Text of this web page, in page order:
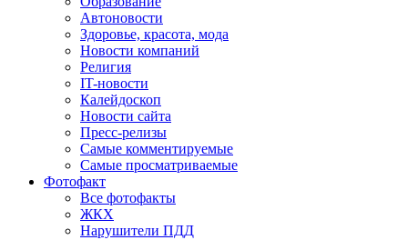
Автоновости
Здоровье, красота, мода
Новости компаний
Религия
IT-новости
Калейдоскоп
Новости сайта
Пресс-релизы
Самые комментируемые
Самые просматриваемые
Фотофакт
Все фотофакты
ЖКХ
Нарушители ПДД